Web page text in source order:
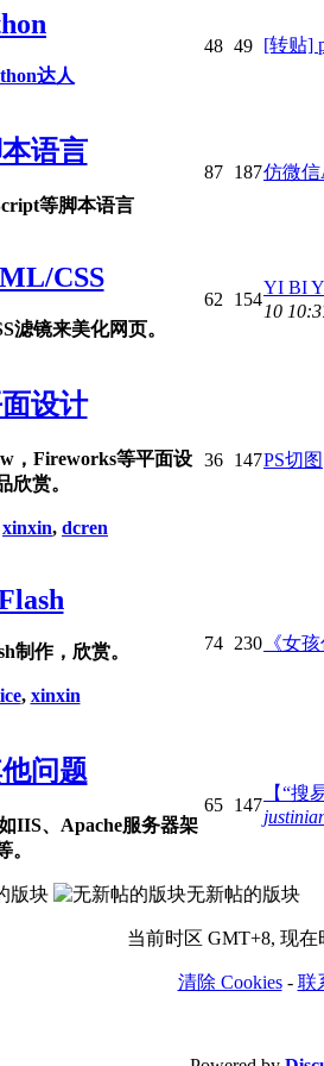
达人
48 49 [转贴]
语言
等脚本语言
87 187仿微
CSS
滤镜来美化网页。
62 154
YI BI
10
设计
，Fireworks等平面设
欣赏。
xinxin, dcren
36 147PS切图
制作，欣赏。
, xinxin
74 230 《女
问题
IIS、Apache服务器架
。
65 147
【“
版块 无新帖的版块
当前时区 GMT+8, 现在
清除 Cookies- 联